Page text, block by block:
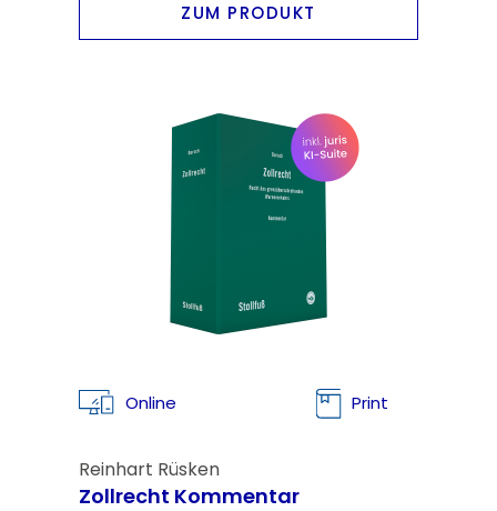
ZUM PRODUKT
Online Print
Reinhart Rüsken
Zollrecht Kommentar